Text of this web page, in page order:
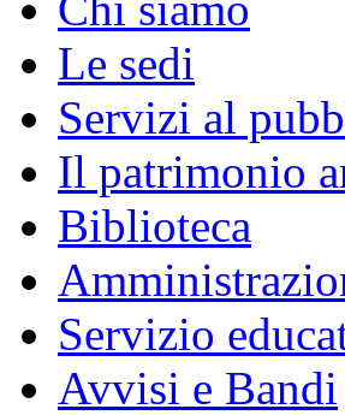
Le sedi
Servizi al
Il patrimonio
Biblioteca
Servizio
Avvisi e Bandi